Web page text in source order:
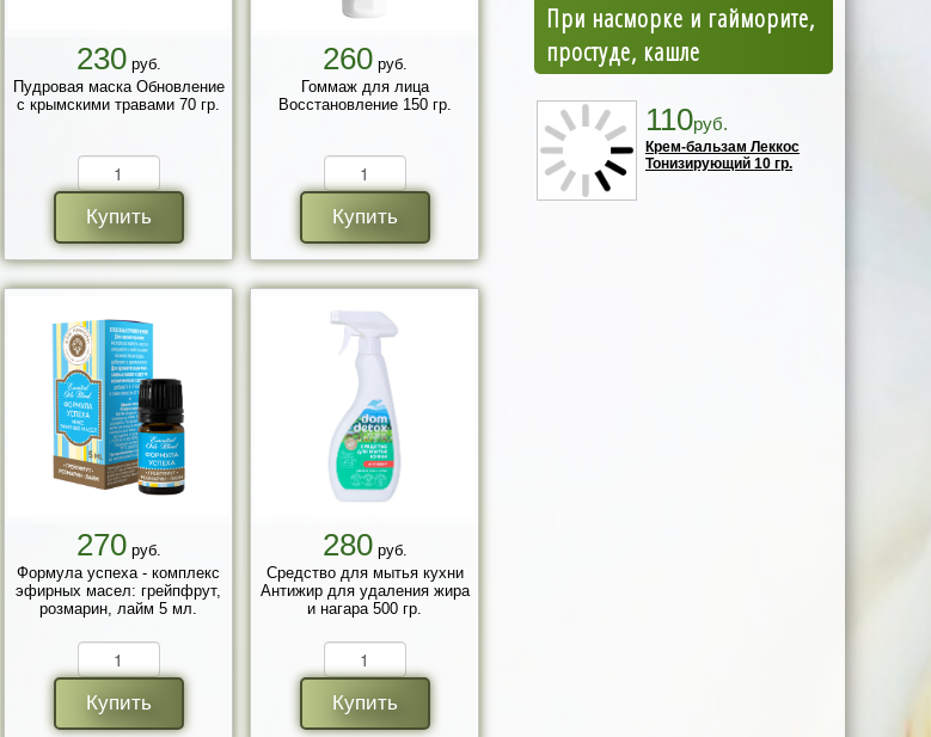
230руб.
Пудровая маска Обновление
с крымскими травами 70 гр.
Купить
260руб.
Гоммаж для лица
Восстановление 150 гр.
Купить
270руб.
Формула успеха - комплекс
эфирных масел: грейпфрут,
розмарин, лайм 5 мл.
Купить
280руб.
Средство для мытья кухни
Антижир для удаления жира
и нагара 500 гр.
Купить
При насморке и гайморите,
простуде, кашле
110руб.
Крем-бальзам Леккос
Тонизирующий 10 гр.